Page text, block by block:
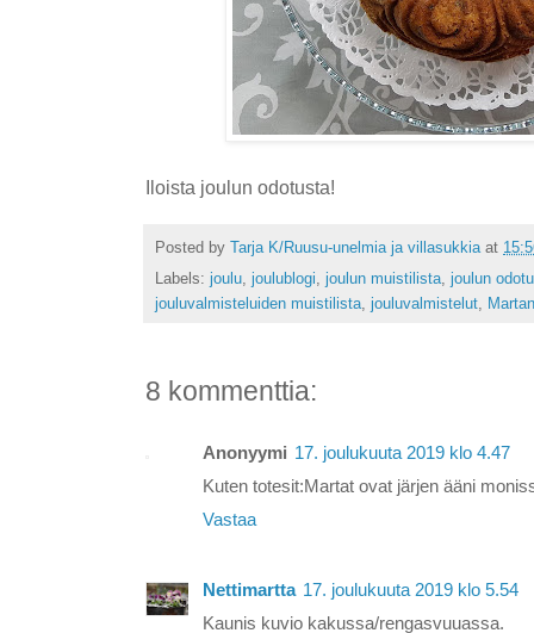
Iloista joulun odotusta!
Posted by Tarja K/Ruusu-unelmia ja villasukkia at
Labels: joulu, joulublogi, joulun muistilista, joulun
jouluvalmisteluiden muistilista, jouluvalmistelut,
8 kommenttia:
Anonyymi 17. joulukuuta 2019 klo 4.47
Kuten totesit:Martat ovat järjen ääni
Vastaa
Nettimartta 17. joulukuuta 2019 klo 5.54
Kaunis kuvio kakussa/rengasvuuassa.